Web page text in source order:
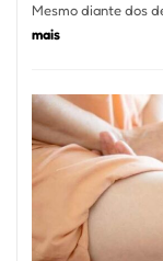
Mesmo diante dos
mais:
de
São
Paulo
Inicia
2025
com
Crescimento